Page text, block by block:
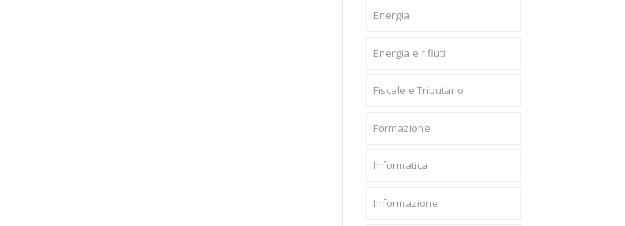
Energia
Energia e rifiuti
Fiscale e Tributario
Formazione
Informatica
Informazione